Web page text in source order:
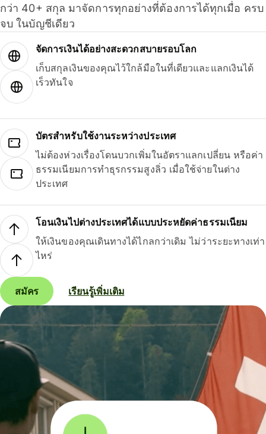
กว่า 40+ สกุล มาจัดการทุกอย่างที่ต้องการได้ทุกเมื่อ ครบ
จบ ในบัญชีเดียว
จัดการเงินได้อย่างสะดวกสบายรอบโลก
เก็บสกุลเงินของคุณไว้ใกล้มือในที่เดียวและแลกเงินได้
เร็วทันใจ
บัตรสำหรับใช้งานระหว่างประเทศ
ไม่ต้องห่วงเรื่องโดนบวกเพิ่มในอัตราแลกเปลี่ยน หรือค่า
ธรรมเนียมการทำธุรกรรมสูงลิ่ว เมื่อใช้จ่ายในต่าง
ประเทศ
โอนเงินไปต่างประเทศได้แบบประหยัดค่าธรรมเนียม
ให้เงินของคุณเดินทางได้ไกลกว่าเดิม ไม่ว่าระยะทางเท่า
ไหร่
สมัคร เรียนรู้เพิ่มเติม